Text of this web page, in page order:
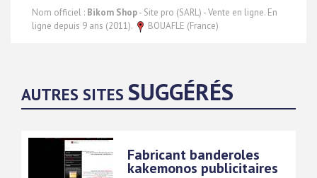
Nom officiel : Bikom Shop- Site pro (SARL) - Vente en ligne. En
ligne depuis 9 ans (2011).
BOUAFLE (France)
AUTRES SITES SUGGÉRÉS
Fabricant banderoles
kakemonos publicitaires